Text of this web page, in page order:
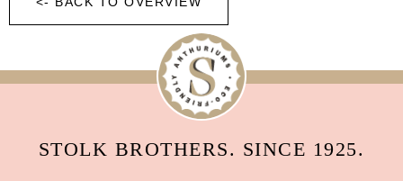
STOLK BROTHERS. SINCE 1925.